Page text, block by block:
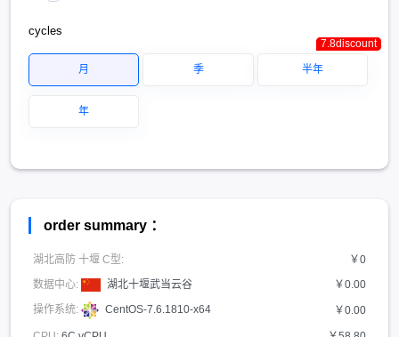
cycles
月 季
7.8discount
半年
7.8discount
年
7.8discount
order summary ：
湖北高防 十堰 C型:
￥0
数据中心:
湖北十堰武当云谷 ￥0.00
操作系统: CentOS-7.6.1810-x64 ￥0.00